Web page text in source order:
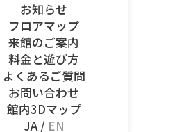
お知らせ
フロアマップ
来館のご案内
料金と遊び方
よくあるご質問
お問い合わせ
館内3Dマップ
JA / EN